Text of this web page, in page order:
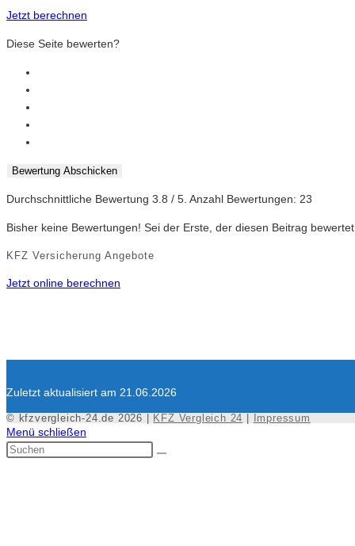
Jetzt berechnen
Diese Seite bewerten?
Bewertung Abschicken
Durchschnittliche Bewertung 3.8 / 5. Anzahl Bewertungen: 23
Bisher keine Bewertungen! Sei der Erste, der diesen Beitrag
KFZ Versicherung Angebote
Jetzt online berechnen
Zuletzt aktualisiert am 21.06.2026
© kfzvergleich-24.de 2026 | KFZ Vergleich 24 Impressum
Menü schließen